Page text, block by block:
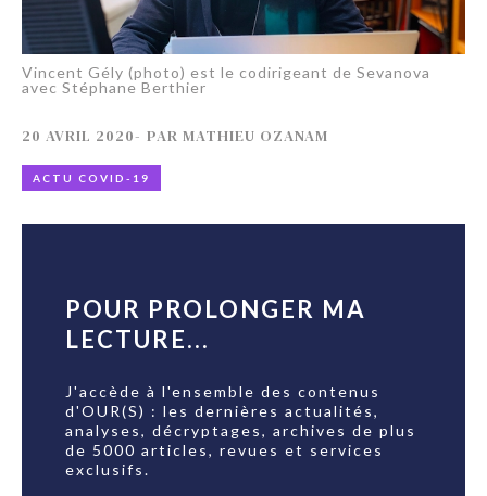
Vincent Gély (photo) est le codirigeant de Sevanova
avec Stéphane Berthier
20 AVRIL 2020- PAR MATHIEU OZANAM
ACTU COVID-19
POUR PROLONGER MA
LECTURE...
J'accède à l'ensemble des contenus
d'OUR(S) : les dernières actualités,
analyses, décryptages, archives de plus
de 5000 articles, revues et services
exclusifs.